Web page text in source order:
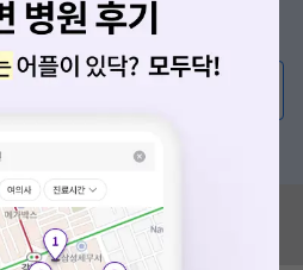
금한 점이 있나요?
접 답해드려요!
나요?